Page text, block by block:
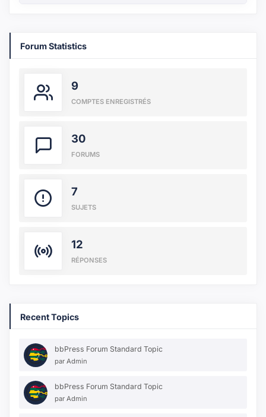
Forum Statistics
9
COMPTES ENREGISTRÉS
30
FORUMS
7
SUJETS
12
RÉPONSES
Recent Topics
bbPress Forum Standard Topic
par Admin
bbPress Forum Standard Topic
par Admin